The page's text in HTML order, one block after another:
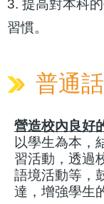
3. 提高對本科
習慣。
普通
營造校內良好
以學生為本，
習活動，透過
語境活動等，
達，增強學生